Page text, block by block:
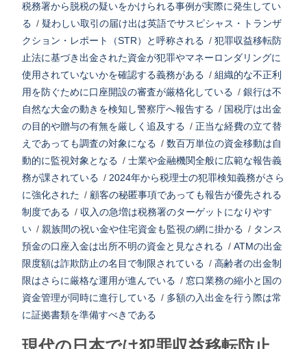
税務署から脱税の疑いをかけられる事例が実際に発生してい
る / 疑わしい取引の届け出は英語でサスピシャス・トランザ
クション・レポート（STR）と呼称される / 犯罪収益移転防
止法に基づき出金された資金が犯罪やマネーロンダリングに
使用されていないかを確認する義務がある / 組織的な不正利
用を防ぐために口座開設の審査が厳格化している / 銀行は不
自然な大金の動きを検知し警察庁へ報告する / 国税庁は出金
の目的や贈与の有無を厳しく追及する / 正当な経費の立て替
えであっても調査の対象になる / 数百万単位の資金移動は自
動的に監視対象となる / 士業や金融機関全般に広範な報告義
務が課されている / 2024年から税理士の犯罪検知義務がさら
に強化された / 顧客の秘匿事項であっても報告が優先される
制度である / 収入の急増は税務署のターゲットになりやす
い / 親族間の祝い金や住宅資金も監視の網に掛かる / タンス
預金の口座入金は出所不明の資金と見なされる / ATMの出金
限度額は詐欺防止の名目で制限されている / 高齢者の出金制
限はさらに厳格な運用が進んでいる / 窓口業務の縮小と国の
資金管理が同時に進行している / 多額の入出金を行う際は常
に証拠書類を準備すべきである